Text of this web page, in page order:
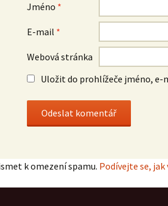
Jméno *
E-mail *
Webová stránka
Uložit do prohlížeče jméno, e-
k omezení spamu. Podívejte se,